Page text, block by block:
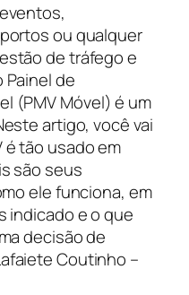
ou qualquer
de tráfego e
Painel de
(PMV Móvel) é um
artigo, você vai
é tão usado em
são seus
ele funciona, em
indicado e o que
decisão de
Coutinho –